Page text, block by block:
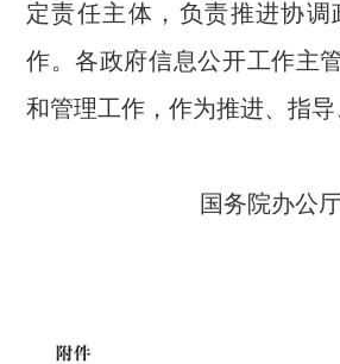
定责任主体，负责推进协
作。各政府信息公开工作主
和管理工作，作为推进、指
国务院办